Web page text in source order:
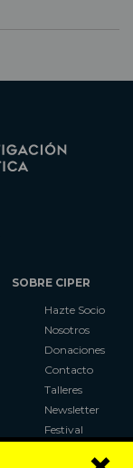
SOBRE CIPER
Hazte Socio
Nosotros
Donaciones
Contacto
Talleres
Newsletter
Festival